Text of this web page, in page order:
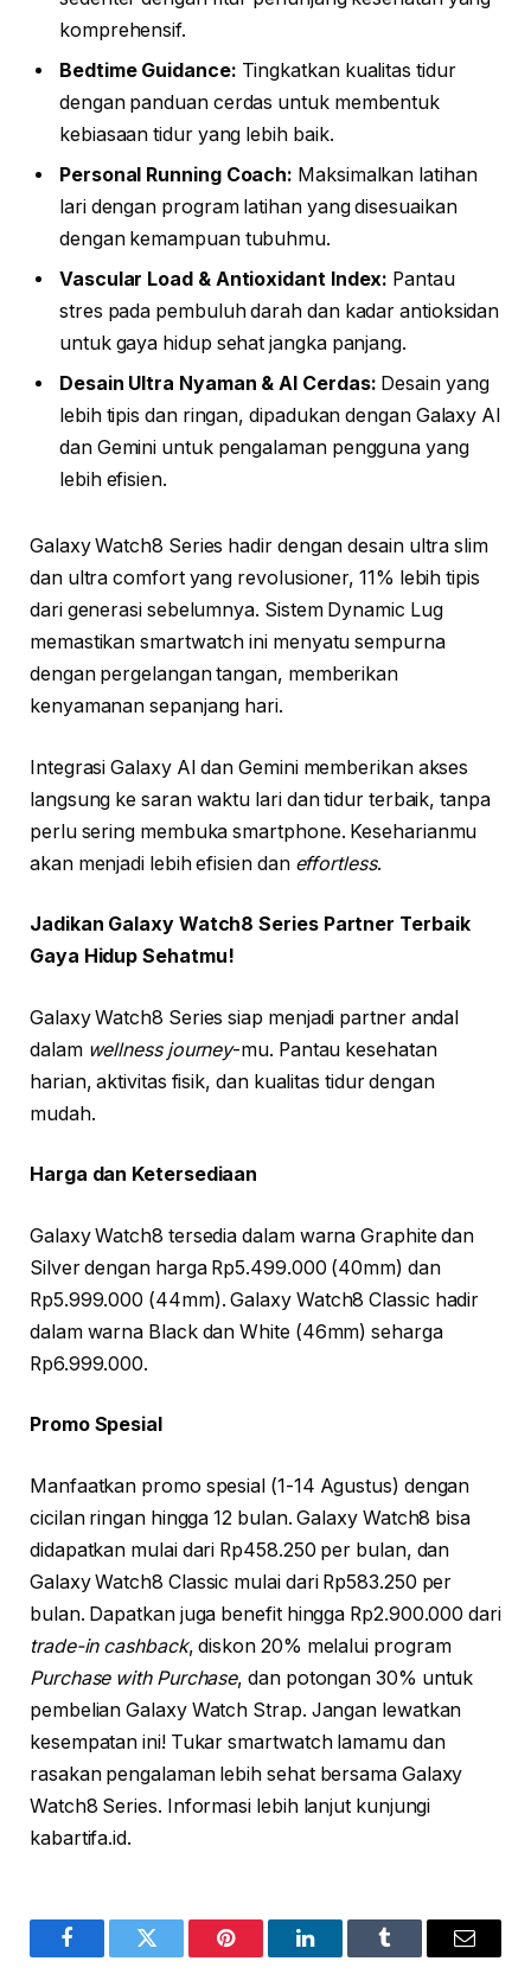
komprehensif.
Bedtime Guidance: Tingkatkan kualitas tidur
dengan panduan cerdas untuk membentuk
kebiasaan tidur yang lebih baik.
Personal Running Coach: Maksimalkan latihan
lari dengan program latihan yang disesuaikan
dengan kemampuan tubuhmu.
Vascular Load & Antioxidant Index: Pantau
stres pada pembuluh darah dan kadar antioksidan
untuk gaya hidup sehat jangka panjang.
Desain Ultra Nyaman & AI Cerdas: Desain yang
lebih tipis dan ringan, dipadukan dengan Galaxy AI
dan Gemini untuk pengalaman pengguna yang
lebih efisien.
Galaxy Watch8 Series hadir dengan desain ultra slim
dan ultra comfort yang revolusioner, 11% lebih tipis
dari generasi sebelumnya. Sistem Dynamic Lug
memastikan smartwatch ini menyatu sempurna
dengan pergelangan tangan, memberikan
kenyamanan sepanjang hari.
Integrasi Galaxy AI dan Gemini memberikan akses
langsung ke saran waktu lari dan tidur terbaik, tanpa
perlu sering membuka smartphone. Keseharianmu
akan menjadi lebih efisien dan effortless.
Jadikan Galaxy Watch8 Series Partner Terbaik
Gaya Hidup Sehatmu!
Galaxy Watch8 Series siap menjadi partner andal
dalam wellness journey-mu. Pantau kesehatan
harian, aktivitas fisik, dan kualitas tidur dengan
mudah.
Harga dan Ketersediaan
Galaxy Watch8 tersedia dalam warna Graphite dan
Silver dengan harga Rp5.499.000 (40mm) dan
Rp5.999.000 (44mm). Galaxy Watch8 Classic hadir
dalam warna Black dan White (46mm) seharga
Rp6.999.000.
Promo Spesial
Manfaatkan promo spesial (1-14 Agustus) dengan
cicilan ringan hingga 12 bulan. Galaxy Watch8 bisa
didapatkan mulai dari Rp458.250 per bulan, dan
Galaxy Watch8 Classic mulai dari Rp583.250 per
bulan. Dapatkan juga benefit hingga Rp2.900.000 dari
trade-in cashback, diskon 20% melalui program
Purchase with Purchase, dan potongan 30% untuk
pembelian Galaxy Watch Strap. Jangan lewatkan
kesempatan ini! Tukar smartwatch lamamu dan
rasakan pengalaman lebih sehat bersama Galaxy
Watch8 Series. Informasi lebih lanjut kunjungi
kabartifa.id.
FacebookTwitter Pinterest LinkedInTumblr Email